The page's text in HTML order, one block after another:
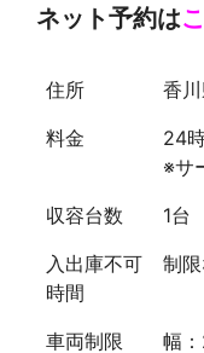
ネット予約は
住所
香
料金
24
※サ
収容台数
1台
入出庫不可
時間
制
車両制限 幅